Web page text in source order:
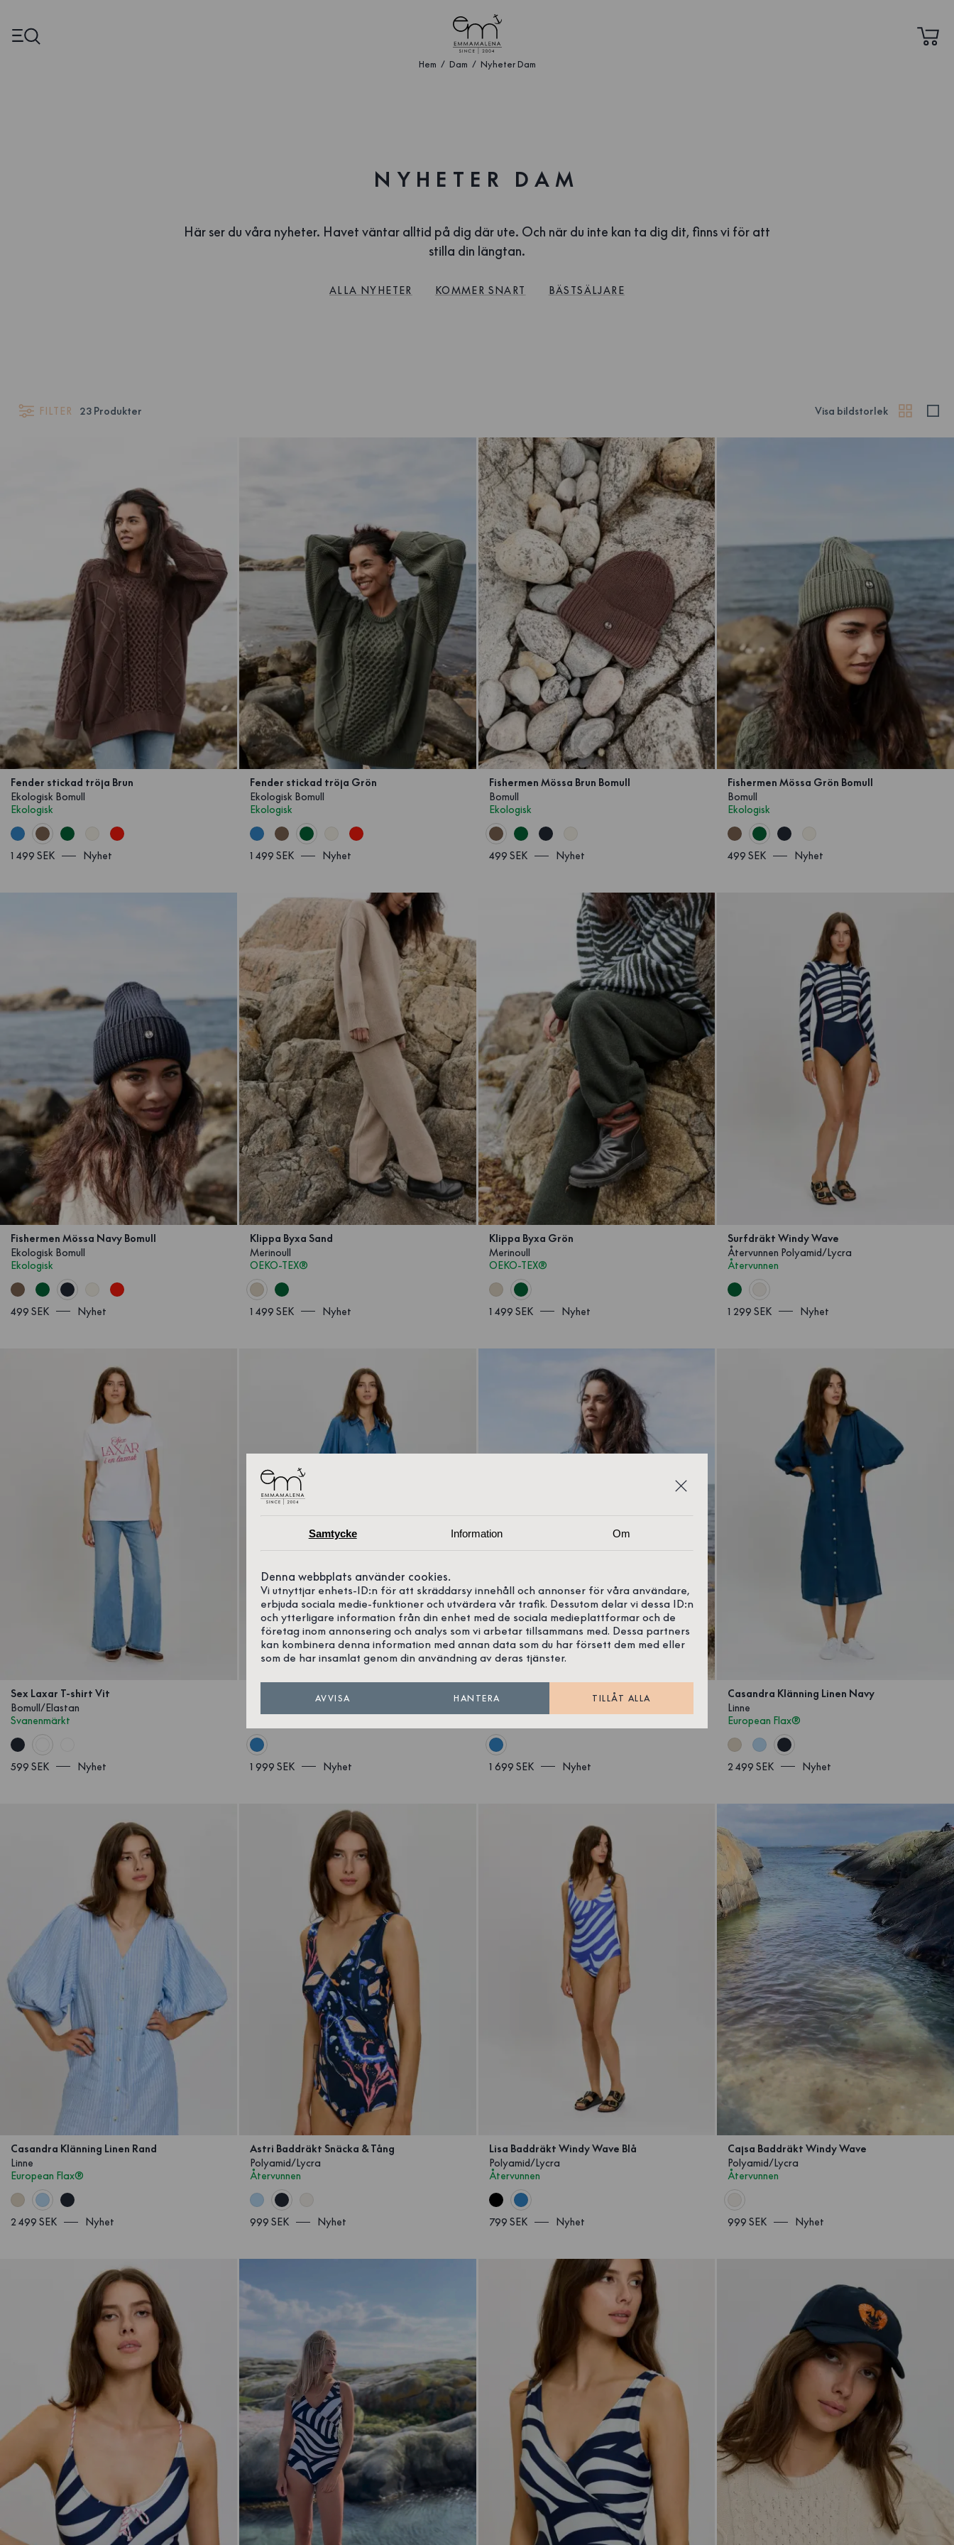
Hem Dam Nyheter Dam
NYHETER DAM
Här ser du våra nyheter. Havet väntar alltid på dig där ute. Och när du inte kan ta dig dit, finns vi för att
stilla din längtan.
ALLA NYHETER KOMMER SNART BÄSTSÄLJARE
FILTER 23 Produkter Visa bildstorlek
Fender stickad tröja Brun
Ekologisk Bomull
Ekologisk
1 499 SEK Nyhet
Fender stickad tröja Grön
Ekologisk Bomull
Ekologisk
1 499 SEK Nyhet
Fishermen Mössa Brun Bomull
Bomull
Ekologisk
499 SEK Nyhet
Fishermen Mössa Grön Bomull
Bomull
Ekologisk
499 SEK Nyhet
Fishermen Mössa Navy Bomull
Ekologisk Bomull
Ekologisk
499 SEK Nyhet
Klippa Byxa Sand
Merinoull
OEKO-TEX®
1 499 SEK Nyhet
Klippa Byxa Grön
Merinoull
OEKO-TEX®
1 499 SEK Nyhet
Surfdräkt Windy Wave
Återvunnen Polyamid/Lycra
Återvunnen
1 299 SEK Nyhet
Sex Laxar T-shirt Vit
Bomull/Elastan
Svanenmärkt
599 SEK Nyhet
Mallis Klänning Jeans
1 999 SEK Nyhet
Emli Skjorta Jeans
1 699 SEK Nyhet
Casandra Klänning Linen Navy
Linne
European Flax®
2 499 SEK Nyhet
Casandra Klänning Linen Rand
Linne
European Flax®
2 499 SEK Nyhet
Astri Baddräkt Snäcka & Tång
Polyamid/Lycra
Återvunnen
999 SEK Nyhet
Lisa Baddräkt Windy Wave Blå
Polyamid/Lycra
Återvunnen
799 SEK Nyhet
Cajsa Baddräkt Windy Wave
Polyamid/Lycra
Återvunnen
999 SEK Nyhet
Samtycke Information Om
Denna webbplats använder cookies.
Vi utnyttjar enhets-ID:n för att skräddarsy innehåll och annonser för våra användare,
erbjuda sociala medie-funktioner och utvärdera vår trafik. Dessutom delar vi dessa ID:n
och ytterligare information från din enhet med de sociala medieplattformar och de
företag inom annonsering och analys som vi arbetar tillsammans med. Dessa partners
kan kombinera denna information med annan data som du har försett dem med eller
som de har insamlat genom din användning av deras tjänster.
AVVISA HANTERA TILLÅT ALLA